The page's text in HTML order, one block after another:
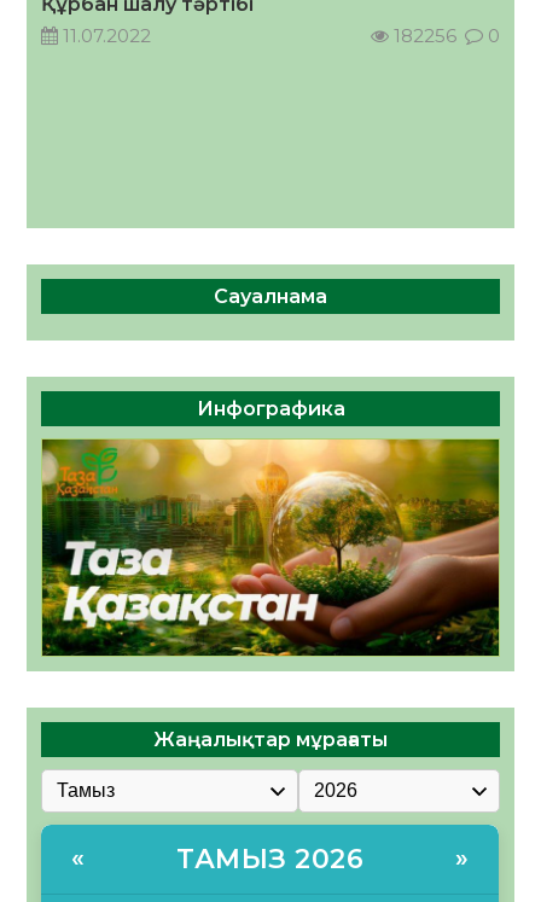
11.07.2022
182256 0
Сауалнама
Инфографика
Жаңалықтар мұрағаты
« ТАМЫЗ 2026 »